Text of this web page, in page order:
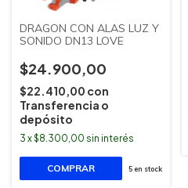
DRAGON CON ALAS LUZ Y
SONIDO DN13 LOVE
$24.900,00
$22.410,00 con
Transferencia o
depósito
3 x$8.300,00 sin interés
5en stock